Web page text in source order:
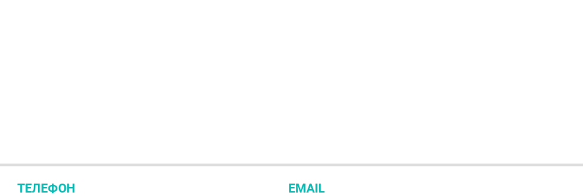
ТЕЛЕФОН EMAIL